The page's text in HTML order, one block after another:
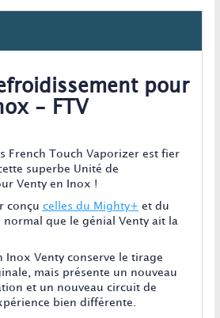
pour
- FTV
French Touch Vaporizer est fier
superbe Unité de
Venty en Inox !
conçu celles du Mighty+ et du
que le génial Venty ait la
Inox Venty conserve le tirage
mais présente un nouveau
et un nouveau circuit de
bien différente.